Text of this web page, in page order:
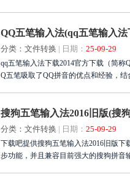
QQ五笔输入法(qq五笔输入法
分类：文件转换 | 日期： 25-09-29
qq五笔输入法下载2014官方下载（简
Q五笔吸取了QQ拼音的优点和经验，
搜狗五笔输入法2016旧版(搜
分类：文件转换 | 日期： 25-09-29
下载吧提供搜狗五笔输入法2016旧版下
步功能，并且兼容目前强大的搜狗拼音